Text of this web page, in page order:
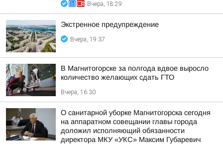
Вчера, 18:29
Экстренное предупреждение
Вчера, 19:37
В Магнитогорске за полгода вдвое выросло
количество желающих сдать ГТО
Вчера, 16:30
О санитарной уборке Магнитогорска сегодня
на аппаратном совещании главы города
доложил исполняющий обязанности
директора МКУ «УКС» Максим Губаревич